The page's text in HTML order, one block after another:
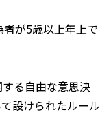
者が5歳以上年上で
る自由な意思決
設けられたルール